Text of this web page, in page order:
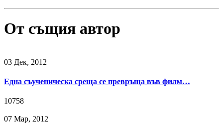
От същия автор
03 Дек, 2012
Една съученическа среща се превръща във филм…
10758
07 Мар, 2012